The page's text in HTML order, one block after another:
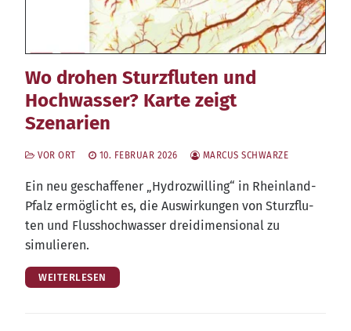
Wo drohen Sturzfluten und
Hochwasser? Karte zeigt
Szenarien
VOR ORT 10. FEBRUAR 2026 MARCUS SCHWARZE
Ein neu geschaf­fe­ner „Hydro­z­wil­ling“ in Rhein­land-
Pfalz ermög­licht es, die Aus­wir­kun­gen von Sturz­flu­
ten und Fluss­hoch­was­ser drei­di­men­sio­nal zu
simulieren.
WEITERLESEN